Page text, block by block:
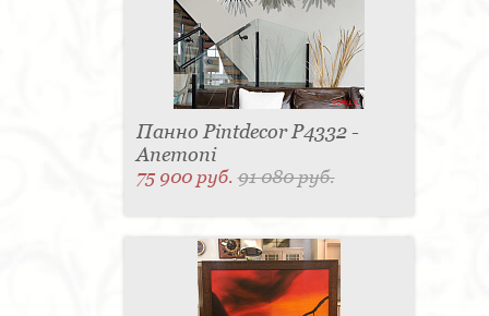
Панно Pintdecor P4332 -
Anemoni
75 900 руб.91 080 руб.